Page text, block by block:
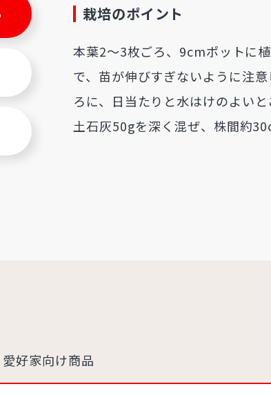
栽培のポイント
本葉2～3枚ごろ、9cmポットに
で、苗が伸びすぎないように注
ろに、日当たりと水はけのよい
土石灰50gを深く混ぜ、株間約
愛好家向け商品